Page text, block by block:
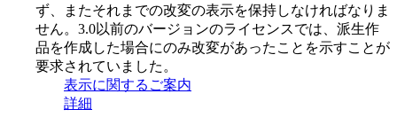
ず、またそれまでの改変の表示を保持しなければなりま
せん。3.0以前のバージョンのライセンスでは、派生作
品を作成した場合にのみ改変があったことを示すことが
要求されていました。
表示に関するご案内
詳細